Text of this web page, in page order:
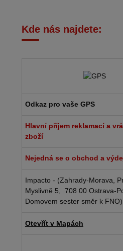
Kde nás najdete:
Odkaz pro vaše GPS
Hlavní příjem reklamací a
zboží
Nejedná se o obchod a
Impacto - (Zahrady-Morava,
Myslivně 5, 708 00 Ostrava-
Domovem sester směr k FNO)
Otevřít v Mapách